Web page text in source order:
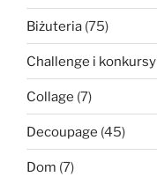
Biżuteria (75)
Challenge i konkursy
Collage (7)
Decoupage (45)
Dom (7)